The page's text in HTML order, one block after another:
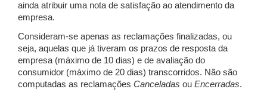
ainda atribuir uma nota de satisfação ao atendimento da
empresa.
Consideram-se apenas as reclamações finalizadas, ou
seja, aquelas que já tiveram os prazos de resposta da
empresa (máximo de 10 dias) e de avaliação do
consumidor (máximo de 20 dias) transcorridos. Não são
computadas as reclamações Canceladas ou Encerradas.